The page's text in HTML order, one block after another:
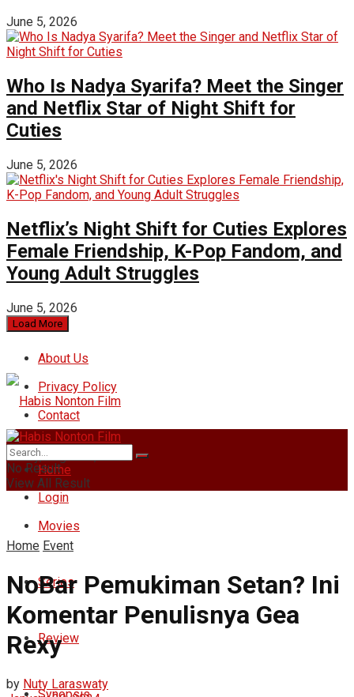
June 5, 2026
Who Is Nadya Syarifa? Meet the Singer
and Netflix Star of Night Shift for
Cuties
June 5, 2026
Netflix’s Night Shift for Cuties Explores
Female Friendship, K-Pop Fandom, and
Young Adult Struggles
June 5, 2026
Load More
About Us
Privacy Policy
Contact
Friday, August 7, 2026
Login
Home
Movies
Series
Review
Synopsis
No Result
View All Result
Home Event
NoBar Pemukiman Setan? Ini
Komentar Penulisnya Gea
Rexy
by Nuty Laraswaty